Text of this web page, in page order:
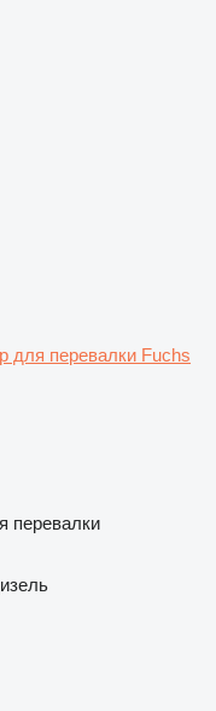
для перевалки Fuchs
перевалки